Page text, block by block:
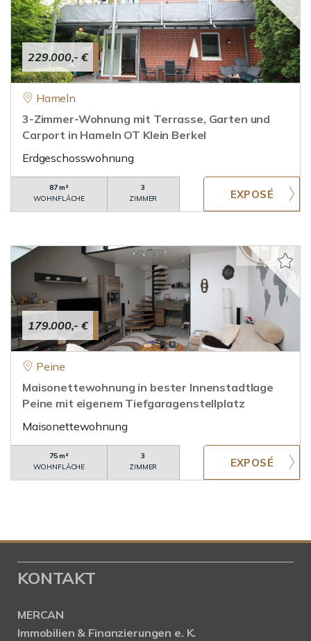
229.000,- €
Hameln
3-Zimmer-Wohnung mit Terrasse, Garten und
Carport in Hameln OT Klein Berkel
Erdgeschosswohnung
87 m²
WOHNFLÄCHE
3
ZIMMER
179.000,- €
Peine
Maisonettewohnung in bester Innenstadtlage
Peine mit eigenem Tiefgaragenstellplatz
Maisonettewohnung
75 m²
WOHNFLÄCHE
3
ZIMMER
KONTAKT
MERCAN
Immobilien & Finanzierungen e. K.